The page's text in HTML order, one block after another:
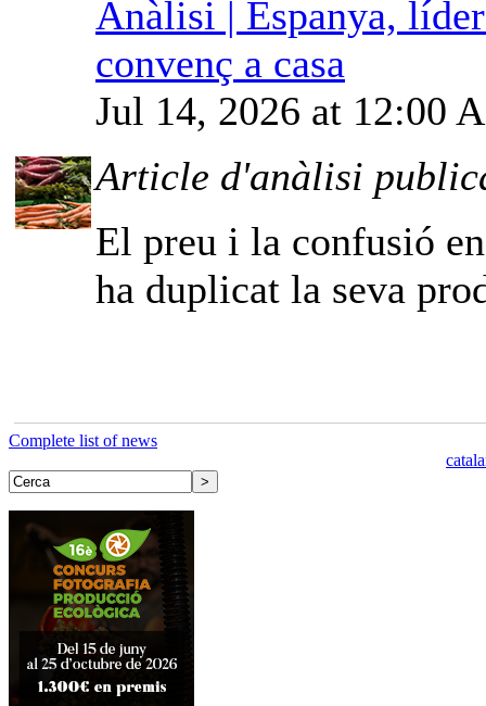
Anàlisi | Espanya,
convenç a casa
Jul 14, 2026 at 12:00
Article d'anàlisi
El preu i la confusió
ha duplicat la seva
Complete list of news